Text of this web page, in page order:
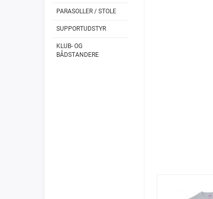
PARASOLLER / STOLE
SUPPORTUDSTYR
KLUB- OG
BÅDSTANDERE